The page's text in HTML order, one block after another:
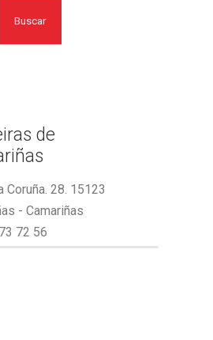
Buscar
de
Coruña. 28. 15123
- Camariñas
72 56